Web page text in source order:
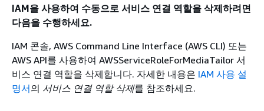
IAM을 사용하여 수동으로 서비스 연결 역할을 삭제하려면
다음을 수행하세요.
IAM 콘솔, AWS Command Line Interface (AWS CLI) 또는
AWS API를 사용하여 AWSServiceRoleForMediaTailor 서
비스 연결 역할을 삭제합니다. 자세한 내용은 IAM 사용 설
명서의 서비스 연결 역할 삭제를 참조하세요.